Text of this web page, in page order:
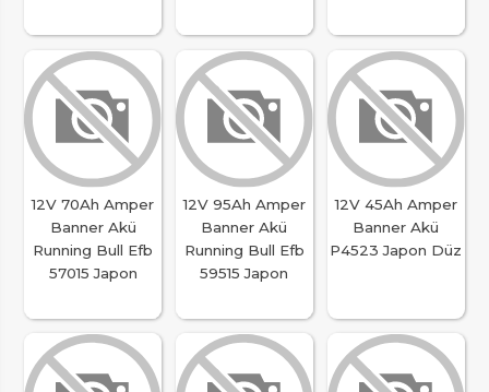
12V 70Ah Amper
Banner Akü
Running Bull Efb
57015 Japon
12V 95Ah Amper
Banner Akü
Running Bull Efb
59515 Japon
12V 45Ah Amper
Banner Akü
P4523 Japon Düz